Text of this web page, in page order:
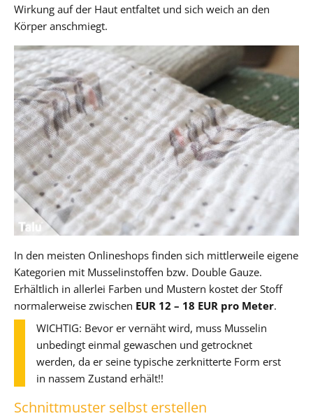
Wirkung auf der Haut entfaltet und sich weich an den
Körper anschmiegt.
In den meisten Onlineshops finden sich mittlerweile eigene
Kategorien mit Musselinstoffen bzw. Double Gauze.
Erhältlich in allerlei Farben und Mustern kostet der Stoff
normalerweise zwischen EUR 12 – 18 EUR pro Meter.
WICHTIG: Bevor er vernäht wird, muss Musselin
unbedingt einmal gewaschen und getrocknet
werden, da er seine typische zerknitterte Form erst
in nassem Zustand erhält!!
Schnittmuster selbst erstellen